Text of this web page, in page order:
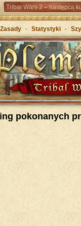
Tribal Wars 2 – następca
Forge of Empires –
Grepolis – Wznieś
Zasady - Statystyki -
pokonanych